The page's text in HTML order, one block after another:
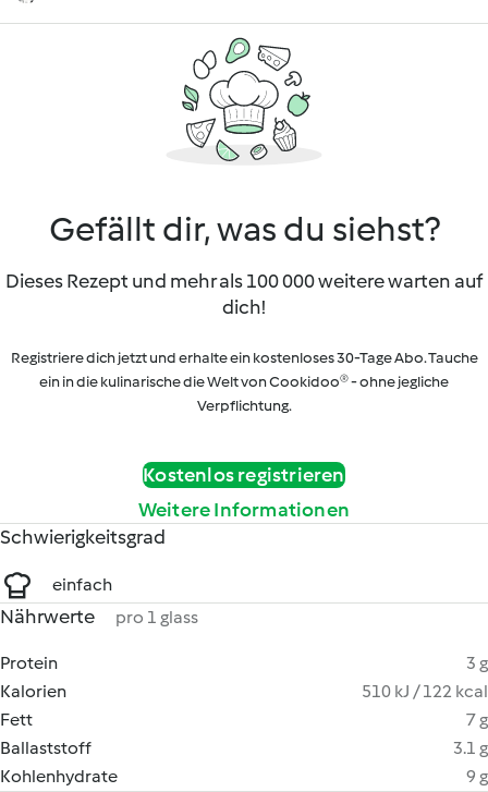
Gefällt dir, was du siehst?
Dieses Rezept und mehr als 100 000 weitere warten auf
dich!
Registriere dich jetzt und erhalte ein kostenloses 30-Tage Abo. Tauche
ein in die kulinarische die Welt von Cookidoo® - ohne jegliche
Verpflichtung.
Kostenlos registrieren
Weitere Informationen
Schwierigkeitsgrad
einfach
Nährwerte pro 1 glass
Protein
3 g
Kalorien
510 kJ / 122 kcal
Fett
7 g
Ballaststoff
3.1 g
Kohlenhydrate
9 g